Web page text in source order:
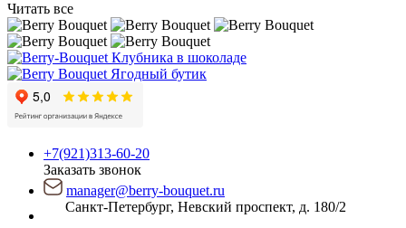
Читать все
Ягодный бутик
+7(921)313-60-20
Заказать звонок
manager@berry-bouquet.ru
Санкт-Петербург, Невский проспект, д. 180/2